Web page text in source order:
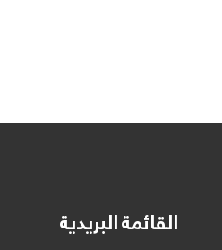
القائمة البريدية